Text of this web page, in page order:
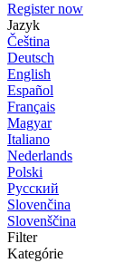
Register now
Jazyk
Čeština
Deutsch
English
Español
Français
Magyar
Italiano
Nederlands
Polski
Русский
Slovenčina
Slovenščina
Filter
Kategórie